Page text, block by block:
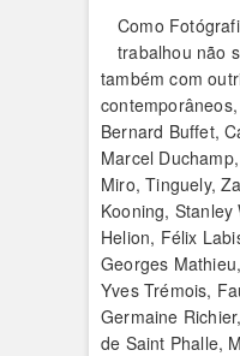
Como
trabalhou não
também com
Bernard Buffet,
Marcel
Miro, Tinguely,
Kooning, Stanley
Helion, Félix
Georges
Yves Trémois,
Germaine
de Saint Phalle,